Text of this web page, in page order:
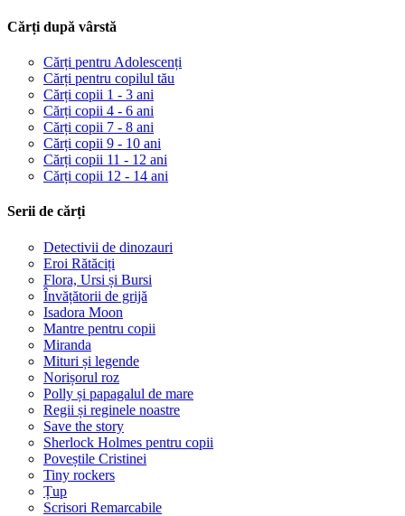
Cărți după vârstă
Cărți pentru Adolescenți
Cărți pentru copilul tău
Cărți copii 1 - 3 ani
Cărți copii 4 - 6 ani
Cărți copii 7 - 8 ani
Cărți copii 9 - 10 ani
Cărți copii 11 - 12 ani
Cărți copii 12 - 14 ani
Serii de cărți
Detectivii de dinozauri
Eroi Rătăciți
Flora, Ursi și Bursi
Învățătorii de grijă
Isadora Moon
Mantre pentru copii
Miranda
Mituri și legende
Norișorul roz
Polly și papagalul de mare
Regii și reginele noastre
Save the story
Sherlock Holmes pentru copii
Poveștile Cristinei
Tiny rockers
Țup
Scrisori Remarcabile